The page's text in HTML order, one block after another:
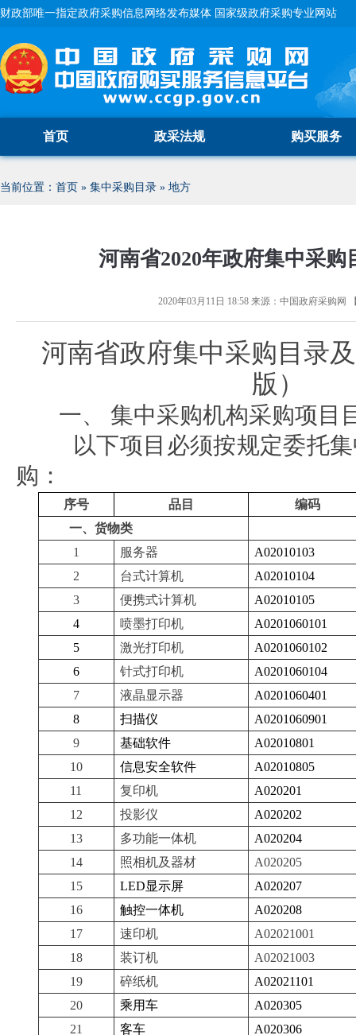
财政部唯一指定政府采购信息网络发布媒体 国家级政府采购专业网站
首页 政采法规 购买服务
当前位置： 首页 » 集中采购目录 » 地方
河南省2020年政府集中采购
2020年03月11日 18:58来源： 中国政府采购网
河南省政府集中采购目录
版）
一、
集中采购机构采购项目
以下项目必须按规定委托
购：
序号 品目
编码
一、货物类
1
服务器
A02010103
2
台式计算机
A02010104
3
便携式计算机
A02010105
4
喷墨打印机
A0201060101
5
激光打印机
A0201060102
6
针式打印机
A0201060104
7
液晶显示器
A0201060401
8
扫描仪
A0201060901
9
基础软件
A02010801
10
信息安全软件
A02010805
11
复印机
A020201
12
投影仪
A020202
13
多功能一体机
A020204
14
照相机及器材
A020205
15
LED显示屏
A020207
16
触控一体机
A020208
17
速印机
A02021001
18
装订机
A02021003
19
碎纸机
A02021101
20
乘用车
A020305
21
客车
A020306